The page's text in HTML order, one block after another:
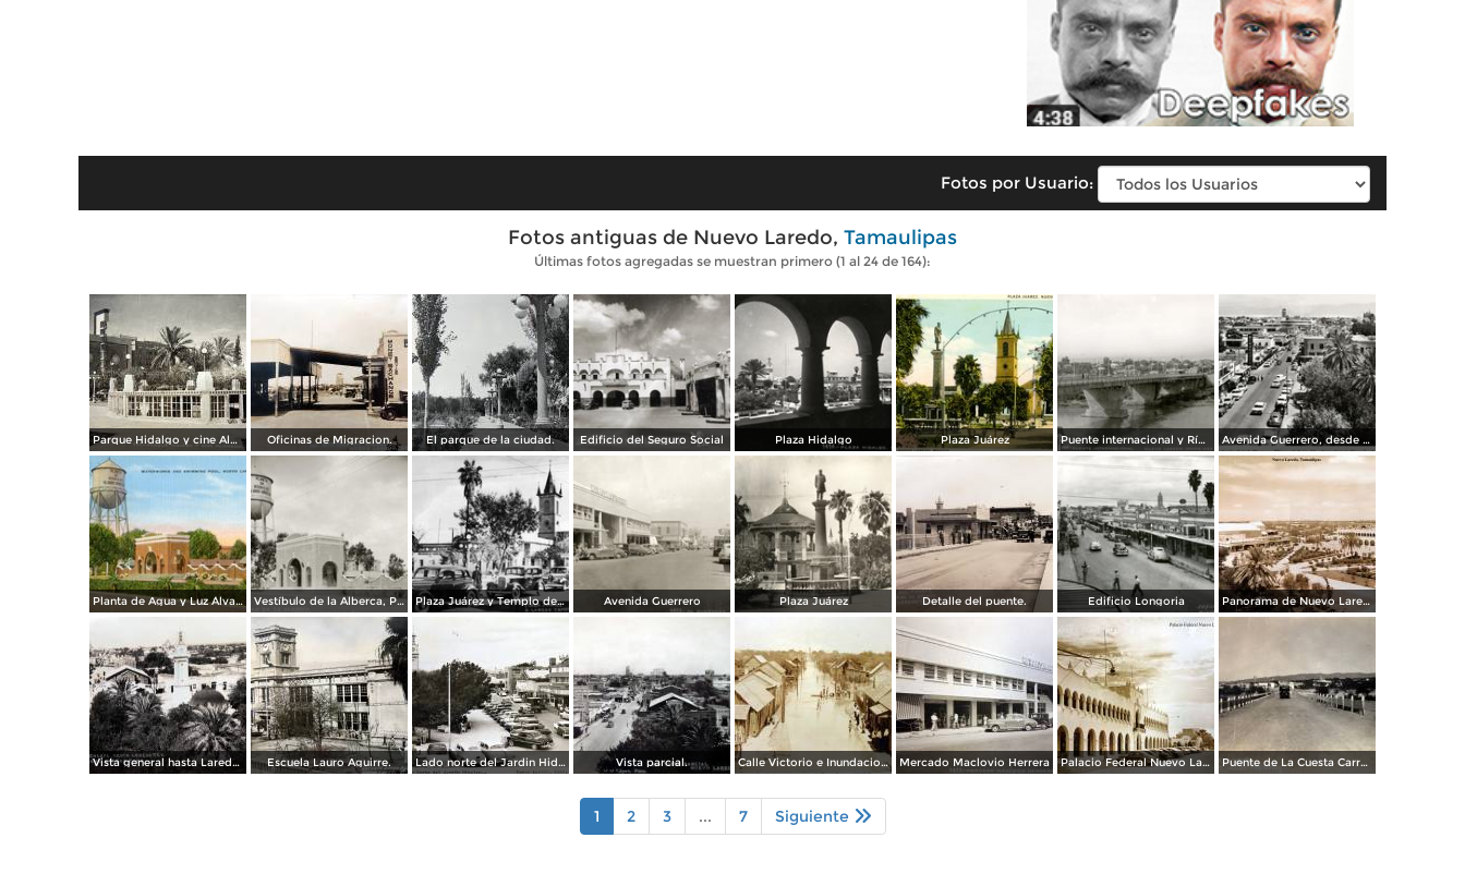
Fotos por Usuario:
Fotos antiguas de Nuevo Laredo, Tamaulipas
Últimas fotos agregadas se muestran primero (1 al 24 de 164):
Parque Hidalgo y cine Alameda. Oficinas de Migracion. El parque de la ciudad. Edificio del Seguro Social Plaza Hidalgo Plaza Juárez Puente internacional y Río Bravo Avenida Guerrero, desde el Hotel Plaza
Planta de Agua y Luz Álvaro Obregón Vestíbulo de la Alberca, Planta de Agua y Luz Álvaro Obregón Plaza Juárez y Templo del Santo Niño Avenida Guerrero Plaza Juárez Detalle del puente. Edificio Longoria Panorama de Nuevo Laredo, Tamaulipas.
Vista general hasta Laredo TX. ( Circulada el 3 de Abril de 1943 ). Escuela Lauro Aguirre. Lado norte del Jardin Hidalgo ( Circulada el 17 deSeptiembre de 1957 ). Vista parcial. Calle Victorio e Inundacion en Nuevo Laredo, Tamaulipas en 1922. Mercado Maclovio Herrera Palacio Federal Nuevo Laredo, Tamaulipas. Puente de La Cuesta Carretera Monterrey-Laredo.
1 2 3 ... 7 Siguiente